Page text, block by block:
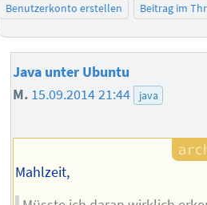
Benutzerkonto erstellen
Beitrag im
Java unter Ubuntu
M. 15.09.2014 21:44 java
Mahlzeit,